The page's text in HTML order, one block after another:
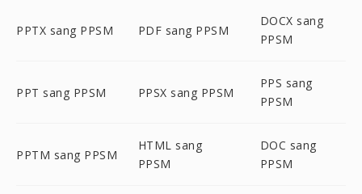
PPTX sang PPSM PDF sang PPSM
DOCX sang
PPSM
PPT sang PPSM PPSX sang PPSM
PPS sang
PPSM
PPTM sang PPSM
HTML sang
PPSM
DOC sang
PPSM